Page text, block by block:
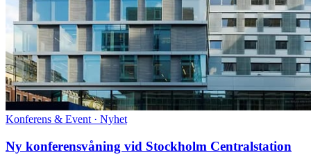
Konferens & Event · Nyhet
Ny konferensvåning vid Stockholm Centralstation